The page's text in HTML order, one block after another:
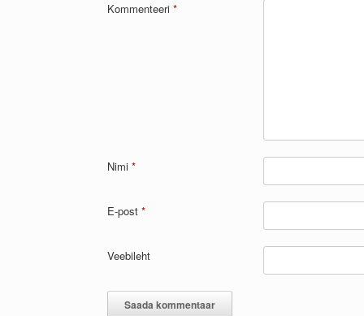
Kommenteeri *
Nimi *
E-post *
Veebileht